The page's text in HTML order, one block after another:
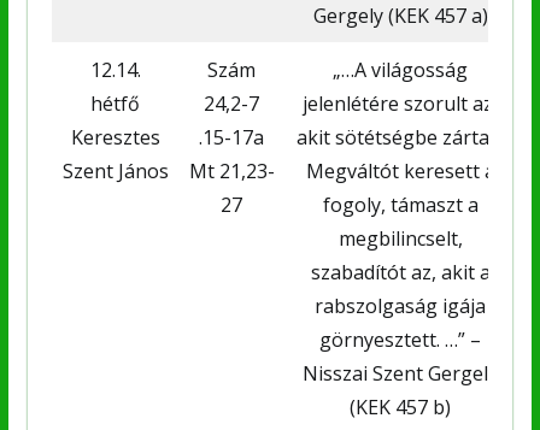
Gergely (KEK 457 a)
12.14.
hétfő
Keresztes
Szent János
Szám
24,2-7
.15-17a
Mt 21,23-
27
„…A világosság
jelenlétére szorult az,
akit sötétségbe zártak.
Megváltót keresett a
fogoly, támaszt a
megbilincselt,
szabadítót az, akit a
rabszolgaság igája
görnyesztett. …” –
Nisszai Szent Gergely
(KEK 457 b)